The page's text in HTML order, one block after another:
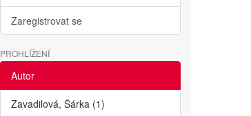
Zaregistrovat se
PROHLÍŽENÍ
Autor
Zavadilová, Šárka (1)